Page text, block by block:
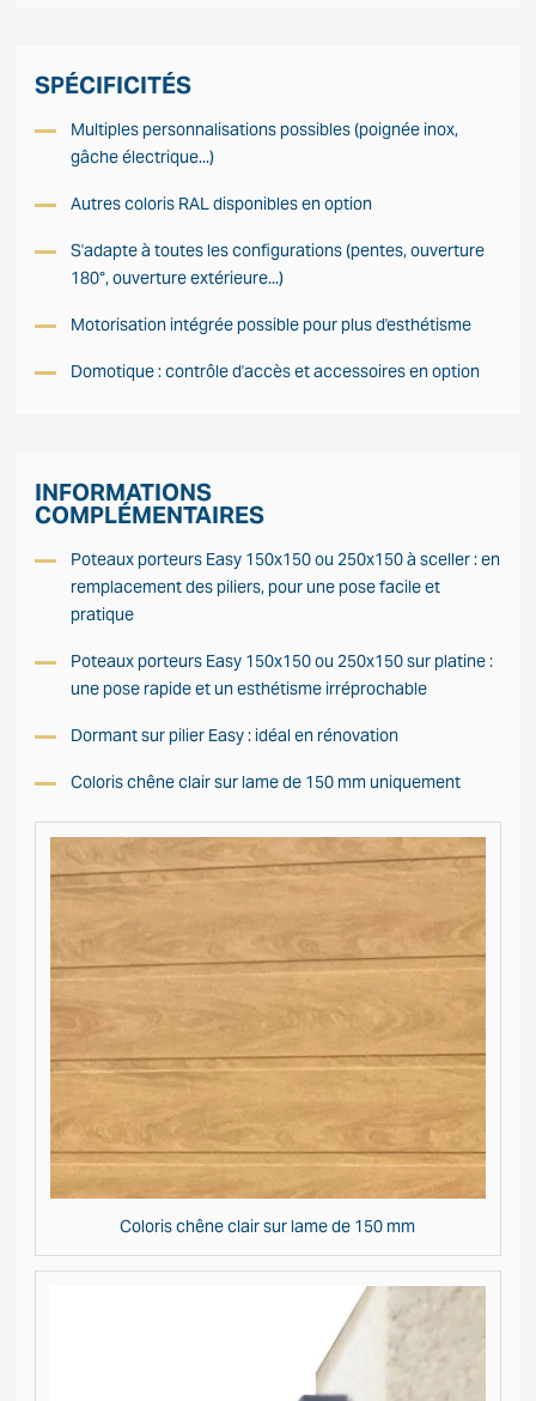
SPÉCIFICITÉS
Multiples personnalisations possibles (poignée inox,
gâche électrique...)
Autres coloris RAL disponibles en option
S'adapte à toutes les configurations (pentes, ouverture
180°, ouverture extérieure...)
Motorisation intégrée possible pour plus d'esthétisme
Domotique : contrôle d'accès et accessoires en option
INFORMATIONS
COMPLÉMENTAIRES
Poteaux porteurs Easy 150x150 ou 250x150 à sceller : en
remplacement des piliers, pour une pose facile et
pratique
Poteaux porteurs Easy 150x150 ou 250x150 sur platine :
une pose rapide et un esthétisme irréprochable
Dormant sur pilier Easy : idéal en rénovation
Coloris chêne clair sur lame de 150 mm uniquement
Coloris chêne clair sur lame de 150 mm